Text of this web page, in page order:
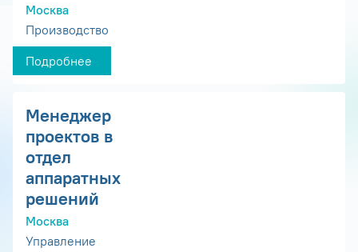
Москва
Производство
Подробнее
Менеджер
проектов в
отдел
аппаратных
решений
Москва
Управление